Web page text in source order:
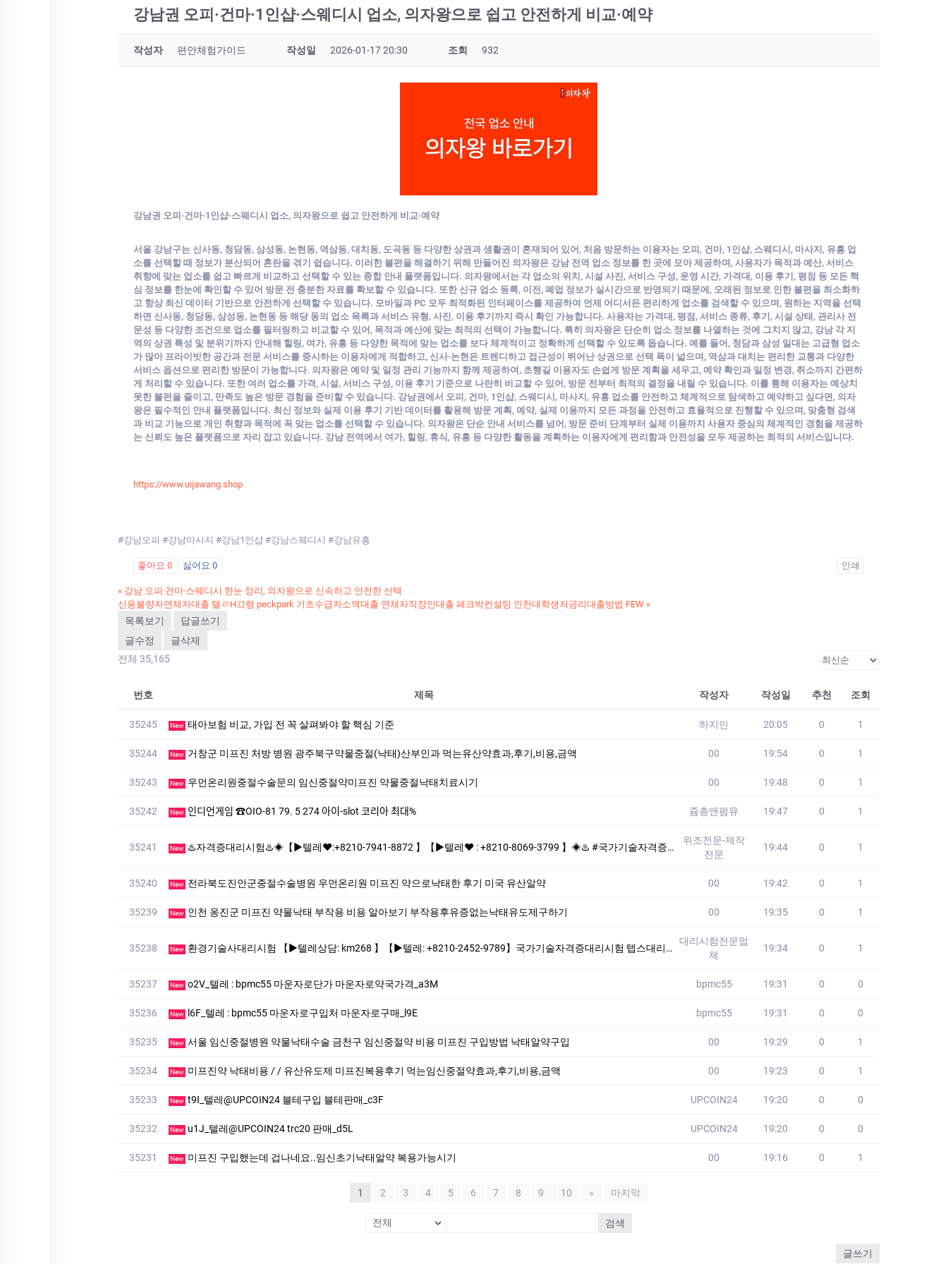
강남권 오피·건마·1인샵·스웨디시 업소, 의자왕으로 쉽고 안전하게 비교·예약
작성자 편안체험가이드 작성일 2026-01-17 20:30 조회 932
강남권 오피·건마·1인샵·스웨디시 업소, 의자왕으로 쉽고 안전하게 비교·예약
서울 강남구는 신사동, 청담동, 삼성동, 논현동, 역삼동, 대치동, 도곡동 등 다양한 상권과 생활권이 혼재되어 있어, 처음 방문하는 이용자는 오피, 건마, 1인샵, 스웨디시, 마사지, 유흥 업
소를 선택할 때 정보가 분산되어 혼란을 겪기 쉽습니다. 이러한 불편을 해결하기 위해 만들어진 의자왕은 강남 전역 업소 정보를 한 곳에 모아 제공하며, 사용자가 목적과 예산, 서비스
취향에 맞는 업소를 쉽고 빠르게 비교하고 선택할 수 있는 종합 안내 플랫폼입니다. 의자왕에서는 각 업소의 위치, 시설 사진, 서비스 구성, 운영 시간, 가격대, 이용 후기, 평점 등 모든 핵
심 정보를 한눈에 확인할 수 있어 방문 전 충분한 자료를 확보할 수 있습니다. 또한 신규 업소 등록, 이전, 폐업 정보가 실시간으로 반영되기 때문에, 오래된 정보로 인한 불편을 최소화하
고 항상 최신 데이터 기반으로 안전하게 선택할 수 있습니다. 모바일과 PC 모두 최적화된 인터페이스를 제공하여 언제 어디서든 편리하게 업소를 검색할 수 있으며, 원하는 지역을 선택
하면 신사동, 청담동, 삼성동, 논현동 등 해당 동의 업소 목록과 서비스 유형, 사진, 이용 후기까지 즉시 확인 가능합니다. 사용자는 가격대, 평점, 서비스 종류, 후기, 시설 상태, 관리사 전
문성 등 다양한 조건으로 업소를 필터링하고 비교할 수 있어, 목적과 예산에 맞는 최적의 선택이 가능합니다. 특히 의자왕은 단순히 업소 정보를 나열하는 것에 그치지 않고, 강남 각 지
역의 상권 특성 및 분위기까지 안내해 힐링, 여가, 유흥 등 다양한 목적에 맞는 업소를 보다 체계적이고 정확하게 선택할 수 있도록 돕습니다. 예를 들어, 청담과 삼성 일대는 고급형 업소
가 많아 프라이빗한 공간과 전문 서비스를 중시하는 이용자에게 적합하고, 신사·논현은 트렌디하고 접근성이 뛰어난 상권으로 선택 폭이 넓으며, 역삼과 대치는 편리한 교통과 다양한
서비스 옵션으로 편리한 방문이 가능합니다. 의자왕은 예약 및 일정 관리 기능까지 함께 제공하여, 초행길 이용자도 손쉽게 방문 계획을 세우고, 예약 확인과 일정 변경, 취소까지 간편하
게 처리할 수 있습니다. 또한 여러 업소를 가격, 시설, 서비스 구성, 이용 후기 기준으로 나란히 비교할 수 있어, 방문 전부터 최적의 결정을 내릴 수 있습니다. 이를 통해 이용자는 예상치
못한 불편을 줄이고, 만족도 높은 방문 경험을 준비할 수 있습니다. 강남권에서 오피, 건마, 1인샵, 스웨디시, 마사지, 유흥 업소를 안전하고 체계적으로 탐색하고 예약하고 싶다면, 의자
왕은 필수적인 안내 플랫폼입니다. 최신 정보와 실제 이용 후기 기반 데이터를 활용해 방문 계획, 예약, 실제 이용까지 모든 과정을 안전하고 효율적으로 진행할 수 있으며, 맞춤형 검색
과 비교 기능으로 개인 취향과 목적에 꼭 맞는 업소를 선택할 수 있습니다. 의자왕은 단순 안내 서비스를 넘어, 방문 준비 단계부터 실제 이용까지 사용자 중심의 체계적인 경험을 제공하
는 신뢰도 높은 플랫폼으로 자리 잡고 있습니다. 강남 전역에서 여가, 힐링, 휴식, 유흥 등 다양한 활동을 계획하는 이용자에게 편리함과 안전성을 모두 제공하는 최적의 서비스입니다.
https://www.uijawang.shop
#강남오피 #강남마사지 #강남1인샵 #강남스웨디시 #강남유흥
좋아요 0 싫어요 0 인쇄
« 강남 오피·건마·스웨디시 한눈 정리, 의자왕으로 신속하고 안전한 선택
신용불량자연체자대출 탤ㄹH끄램 peckpark 기초수급자소액대출 연체자직장인대출 페크박컨설팅 인천대학생저금리대출방법 FEW »
목록보기
답글쓰기
글수정
글삭제
전체 35,165
번호 제목 작성자 작성일 추천 조회
35245 New 태아보험 비교, 가입 전 꼭 살펴봐야 할 핵심 기준 하지민 20:05 0 1
35244 New 거창군 미프진 처방 병원 광주북구약물중절(낙태)산부인과 먹는유산약효과,후기,비용,금액 00 19:54 0 1
35243 New 우먼온리원중절수술문의 임신중절약미프진 약물중절낙태치료시기 00 19:48 0 1
35242 New 인디언게임 ☎OIO-81 79. 5 274 아이-slot 코리아 최대% 쥼총앤펌뮤 19:47 0 1
35241 New ♨️자격증대리시험♨️◈【▶텔레♥:+8210-7941-8872 】【▶텔레♥ : +8210-8069-3799 】◈♨️ #국가기술자격증대리시험 #공인영어시험대리시험 #토익대리시험♨️ ♨️제작업체-위조업체-대리시험♨️ #국가기술자격
위조전문-제작
전문
19:44 0 1
35240 New 전라북도진안군중절수술병원 우먼온리원 미프진 약으로낙태한 후기 미국 유산알약 00 19:42 0 1
35239 New 인천 옹진군 미프진 약물낙태 부작용 비용 알아보기 부작용후유증없는낙태유도제구하기 00 19:35 0 1
35238 New 환경기술사대리시험 【▶텔레상담: km268 】【▶텔레: +8210-2452-9789】국가기술자격증대리시험 텝스대리시험 토익대리시험 ✅본 업체는 1:1채팅으로만 상담해드립니다 오픈채팅$텔레채널/그룹 상담한적 없습니다!! 24시
대리시험전문업
체
19:34 0 1
35237 New o2V_텔레 : bpmc55 마운자로단가 마운자로약국가격_a3M bpmc55 19:31 0 0
35236 New l6F_텔레 : bpmc55 마운자로구입처 마운자로구매_l9E bpmc55 19:31 0 0
35235 New 서울 임신중절병원 약물낙태수술 금천구 임신중절약 비용 미프진 구입방법 낙­태알약구입 00 19:29 0 1
35234 New 미프진약 낙태비용 / / 유산유도제 미프진복용후기 먹는임신중절약효과,후기,비용,금액 00 19:23 0 1
35233 New t9I_텔레@UPCOIN24 블테구입 블테판매_c3F UPCOIN24 19:20 0 0
35232 New u1J_텔레@UPCOIN24 trc20 판매_d5L UPCOIN24 19:20 0 0
35231 New 미프진 구입했는데 겁나네요..임신초기낙­태알약 복용가능시기 00 19:16 0 1
1 2 3 4 5 6 7 8 9 10 » 마지막
검색
글쓰기